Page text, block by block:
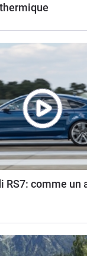
RS7: comme un